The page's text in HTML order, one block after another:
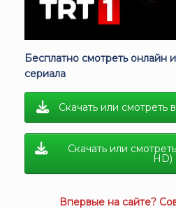
Бесплатно смотреть онлайн
сериала
Скачать или смотреть
Скачать или
HD)
Впервые на сайте?